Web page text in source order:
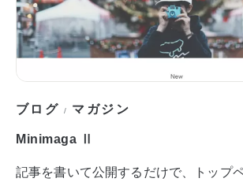
ブログ / マガジン
Minimaga Ⅱ
記事を書いて公開するだけで、トップ